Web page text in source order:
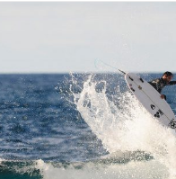
Cabreiroá Las
Tenerife en
Noticias de Surf